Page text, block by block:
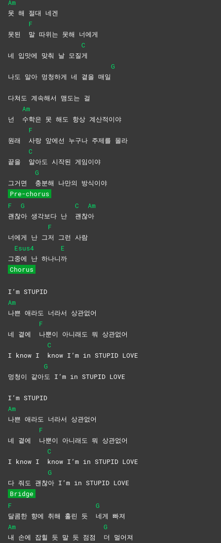
Am
못 해 절대 네겐
못된
F
말 따위는 못해 너에게
네 입맛에 맞춰 날 모질
C
게
나도 알아 멍청하게 네 곁을 매일
G
다쳐도 계속해서 맴도는 걸
넌
Am
수학은 못 해도 항상 계산적이야
원래
F
사랑 앞에선 누구나 주제를 몰라
끝을
C
알아도 시작된 게임이야
그거면
G
충분해 나만의 방식이야
Pre-chorus
F
괜찮
G
아 생각보다 난
C
괜찮
Am
아
너에게 난 그
F
저 그런 사람
그
Esus4
중에 난 하나니
E
까
Chorus
I’m STUPID
Am
나쁜 애라도 너라서 상관없어
네 곁에
F
나뿐이 아니래도 뭐 상관없어
I know I
C
know I’m in STUPID LOVE
멍청이 같아
G
도 I’m in STUPID LOVE
I’m STUPID
Am
나쁜 애라도 너라서 상관없어
네 곁에
F
나뿐이 아니래도 뭐 상관없어
I know I
C
know I’m in STUPID LOVE
다 줘도 괜찮
G
아 I’m in STUPID LOVE
Bridge
F
달콤한 향에 취해 홀린 듯
G
네게 빠져
Am
내 손에 잡힐 듯 말 듯 점점
G
더 멀어져